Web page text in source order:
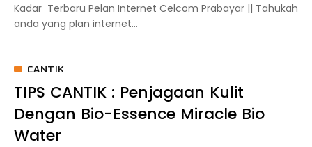
Kadar Terbaru Pelan Internet Celcom Prabayar || Tahukah
anda yang plan internet...
CANTIK
TIPS CANTIK : Penjagaan Kulit
Dengan Bio-Essence Miracle Bio
Water